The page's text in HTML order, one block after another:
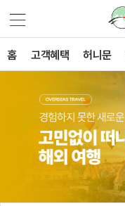
홈 고객혜택 허니문